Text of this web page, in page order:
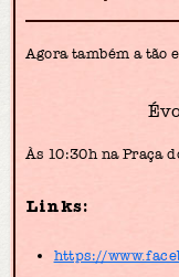
Agora também a tão
Às 10:30h na Praça
Links:
https://